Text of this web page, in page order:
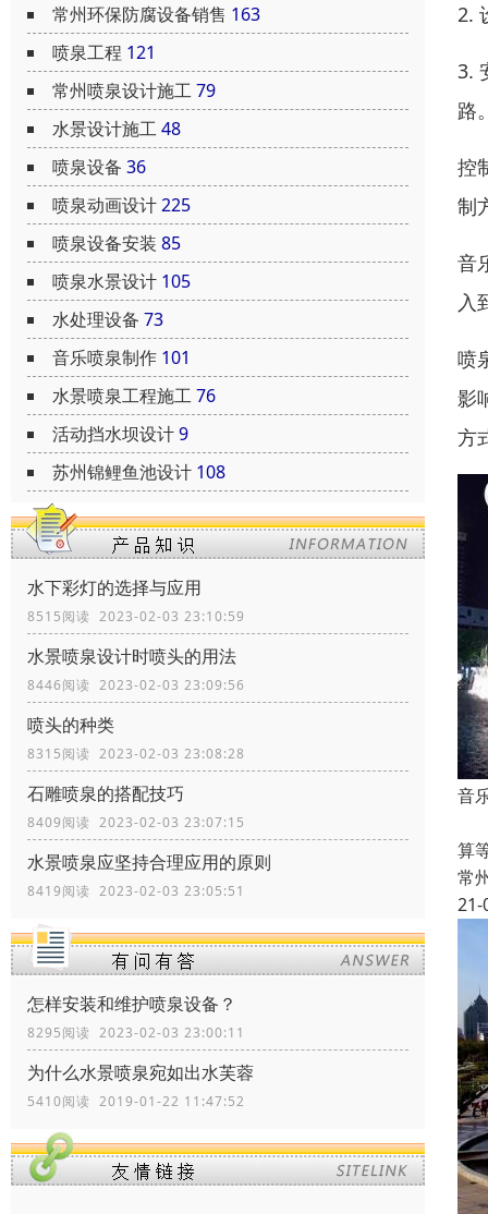
常州环保防腐设备销售 163
喷泉工程 121
常州喷泉设计施工79
水景设计施工48
喷泉设备 36
喷泉动画设计225
喷泉设备安装 85
喷泉水景设计 105
水处理设备 73
音乐喷泉制作 101
水景喷泉工程施工76
活动挡水坝设计9
苏州锦鲤鱼池设计 108
水下彩灯的选择与应用
8515阅读 2023-02-03 23:10:59
水景喷泉设计时喷头的用法
8446阅读 2023-02-03 23:09:56
喷头的种类
8315阅读 2023-02-03 23:08:28
石雕喷泉的搭配技巧
8409阅读 2023-02-03 23:07:15
水景喷泉应坚持合理应用的原则
8419阅读 2023-02-03 23:05:51
怎样安装和维护喷泉设备？
8295阅读 2023-02-03 23:00:11
为什么水景喷泉宛如出水芙蓉
5410阅读 2019-01-22 11:47:52
2.
3.
路
控
制
音
入
喷
影
方
音
算
常
21-